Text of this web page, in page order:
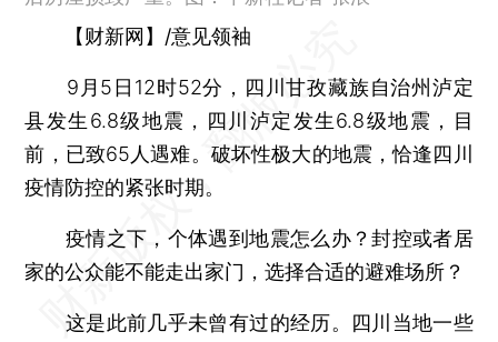
【财新网】/意见领袖
9月5日12时52分，四川甘孜藏族自治州泸定
县发生6.8级地震，四川泸定发生6.8级地震，目
前，已致65人遇难。破坏性极大的地震，恰逢四川
疫情防控的紧张时期。
疫情之下，个体遇到地震怎么办？封控或者居
家的公众能不能走出家门，选择合适的避难场所？
这是此前几乎未曾有过的经历。四川当地一些